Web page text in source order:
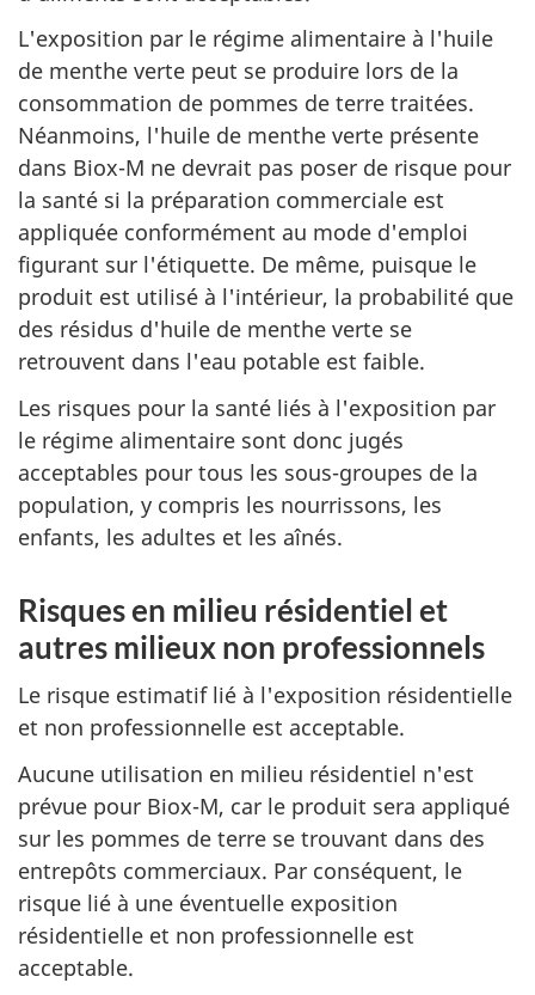
L'exposition par le régime alimentaire à l'huile
de menthe verte peut se produire lors de la
consommation de pommes de terre traitées.
Néanmoins, l'huile de menthe verte présente
dans Biox-M ne devrait pas poser de risque pour
la santé si la préparation commerciale est
appliquée conformément au mode d'emploi
figurant sur l'étiquette. De même, puisque le
produit est utilisé à l'intérieur, la probabilité que
des résidus d'huile de menthe verte se
retrouvent dans l'eau potable est faible.
Les risques pour la santé liés à l'exposition par
le régime alimentaire sont donc jugés
acceptables pour tous les sous-groupes de la
population, y compris les nourrissons, les
enfants, les adultes et les aînés.
Risques en milieu résidentiel et
autres milieux non professionnels
Le risque estimatif lié à l'exposition résidentielle
et non professionnelle est acceptable.
Aucune utilisation en milieu résidentiel n'est
prévue pour Biox-M, car le produit sera appliqué
sur les pommes de terre se trouvant dans des
entrepôts commerciaux. Par conséquent, le
risque lié à une éventuelle exposition
résidentielle et non professionnelle est
acceptable.